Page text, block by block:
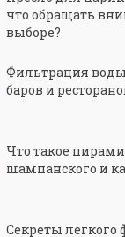
что обращать
выборе?
Фильтрация
баров и
Что такое
шампанского и
Секреты легкого